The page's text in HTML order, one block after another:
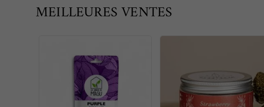
MEILLEURES VENTES